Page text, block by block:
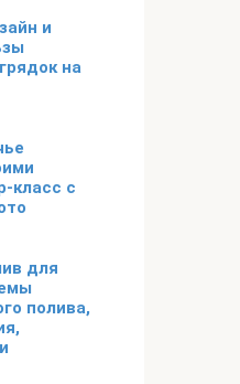
и
на
класс с
для
полива,